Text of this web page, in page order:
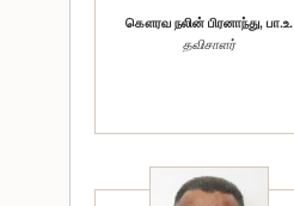
கௌரவ நலின் பிரனாந்து, பா.உ.
தவிசாளர்